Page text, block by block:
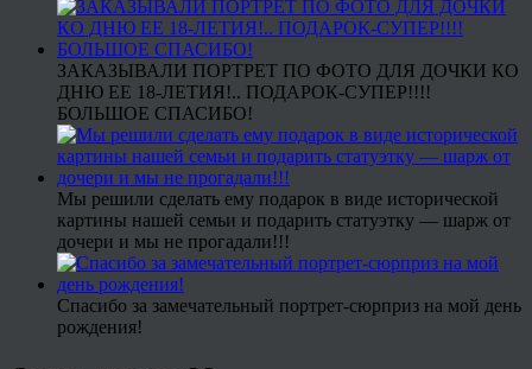
ЗАКАЗЫВАЛИ ПОРТРЕТ ПО ФОТО ДЛЯ ДОЧКИ КО
ДНЮ ЕЕ 18-ЛЕТИЯ!.. ПОДАРОК-СУПЕР!!!!
БОЛЬШОЕ СПАСИБО!
Мы решили сделать ему подарок в виде исторической
картины нашей семьи и подарить статуэтку — шарж от
дочери и мы не прогадали!!!
Спасибо за замечательный портрет-сюрприз на мой день
рождения!